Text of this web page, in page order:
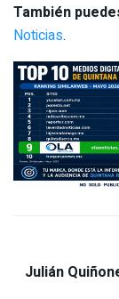
También
Noticias.
Julián